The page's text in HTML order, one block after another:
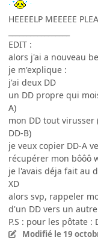
HEEEELP MEEEEE
EDIT :
alors j'ai a nouveau
je m'explique :
j'ai deux DD
un DD propre qui
A)
mon DD tout
DD-B)
je veux copier DD-A
récupérer mon bôôô
je l'avais déja fait au
XD
alors svp, rappeler
d'un DD vers un
P.S : pour les pôtate :
Modifié le 19